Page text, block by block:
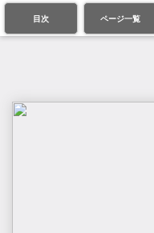
目次 ページ一覧